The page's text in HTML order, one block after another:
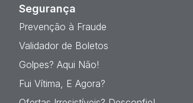
Segurança
Prevenção à Fraude
Validador de Boletos
Golpes? Aqui Não!
Fui Vítima, E Agora?